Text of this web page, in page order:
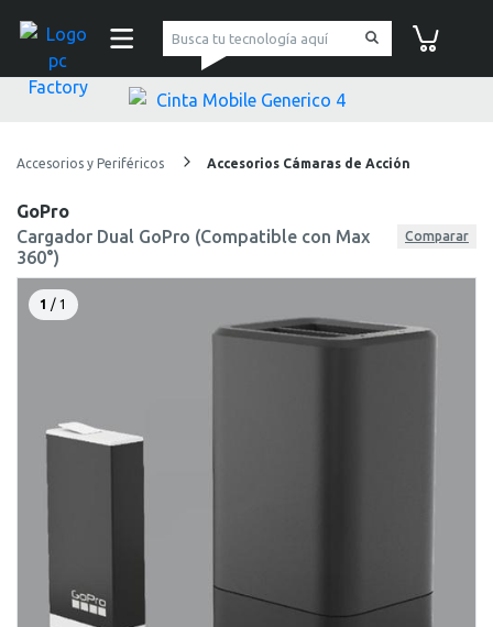
pc Factory
Accesorios y Periféricos Accesorios Cámaras de Acción
GoPro
Cargador Dual GoPro (Compatible con Max
360°)
Comparar
1 / 1